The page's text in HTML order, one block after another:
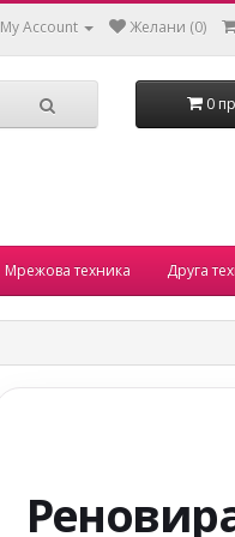
My Account Желани (0)
0
Мрежова техника Друга